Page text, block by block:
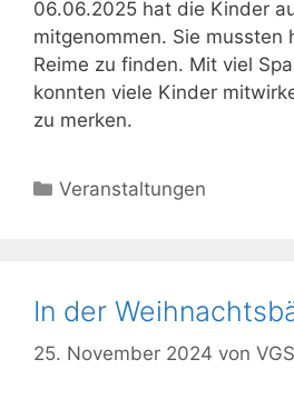
06.06.2025 hat die Kinder
mitgenommen. Sie mussten
Reime zu finden. Mit viel
konnten viele Kinder
zu merken.
Kategorien
Veranstaltungen
In der
25. November 2024 von